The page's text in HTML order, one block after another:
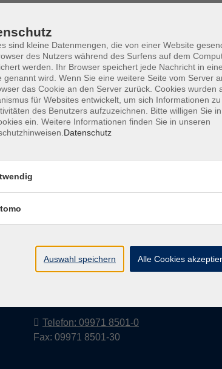
e.V.
Pfarrer-Seidl-Str. 1
93413 Cham
Telefon: 09971 8501-0
Fax: 09971 8501-30
sind kleine Datenmengen, die von einer Website
des Nutzers während des Surfens auf dem
werden. Ihr Browser speichert jede Nachricht in
genannt wird. Wenn Sie eine weitere Seite vom Server
das Cookie an den Server zurück. Cookies wurden
für Websites entwickelt, um sich Informationen
des Benutzers aufzuzeichnen. Bitte willigen Sie
ein. Weitere Informationen finden Sie in unseren
Datenschutz
Auswahl speichern Alle Cookies